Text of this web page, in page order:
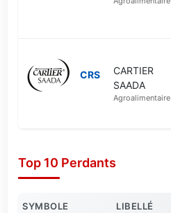
CRS
CARTIER
SAADA
Agroalimentaire
Top 10 Perdants
SYMBOLE LIBELLÉ